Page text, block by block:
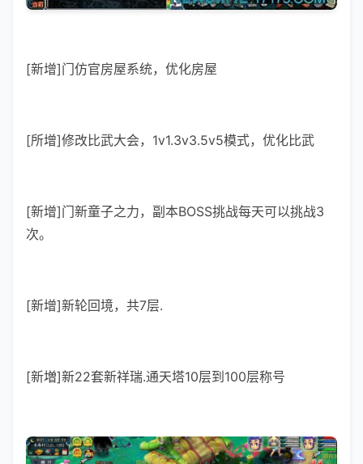
[新增]门仿官房屋系统，优化房屋
[所增]修改比武大会，1v1.3v3.5v5模式，优化比武
[新增]门新童子之力，副本BOSS挑战每天可以挑战3
次。
[新增]新轮回境，共7层.
[新増]新22套新祥瑞.通天塔10层到100层称号